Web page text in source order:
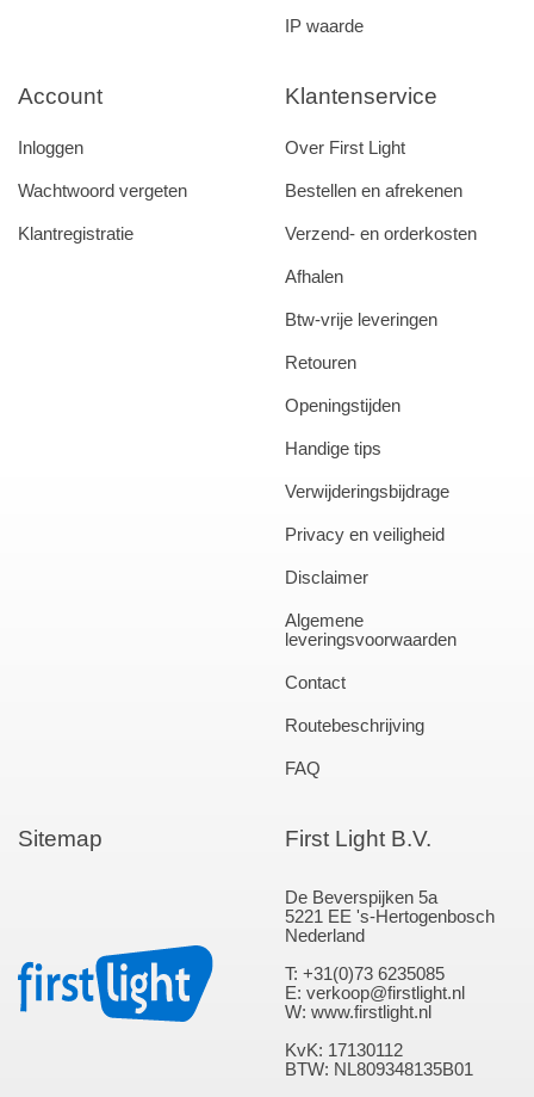
Klantenservice
Over First Light
Bestellen en afrekenen
Verzend- en orderkosten
Afhalen
Btw-vrije leveringen
Retouren
Openingstijden
Handige tips
Verwijderingsbijdrage
Privacy en veiligheid
Disclaimer
Algemene
leveringsvoorwaarden
Contact
Routebeschrijving
FAQ
Account
Inloggen
Wachtwoord vergeten
Klantregistratie
IP waarde
Sitemap First Light B.V.
De Beverspijken 5a
5221 EE 's-Hertogenbosch
Nederland
T: +31(0)73 6235085
E: verkoop@firstlight.nl
W: www.firstlight.nl
KvK: 17130112
BTW: NL809348135B01